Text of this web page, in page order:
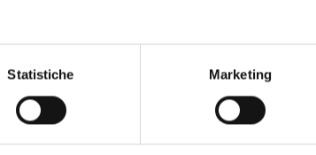
Statistiche Marketing